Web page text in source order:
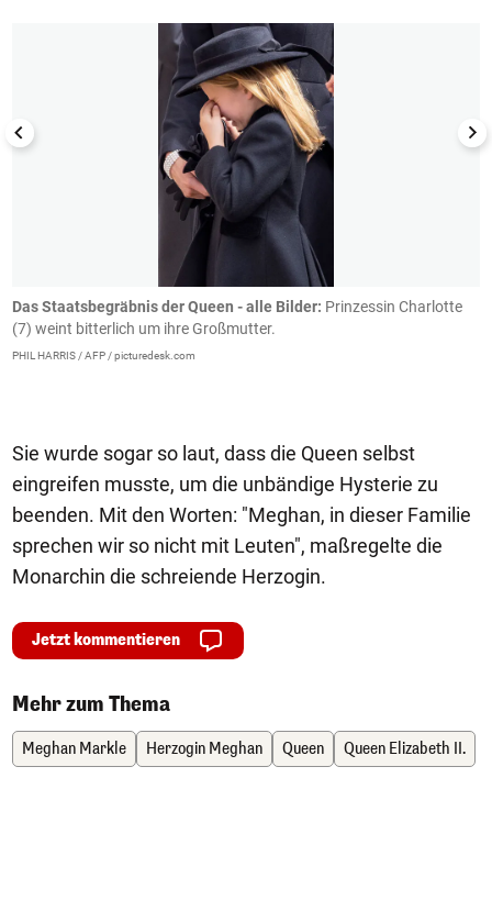
Das Staatsbegräbnis der Queen - alle Bilder: Prinzessin Charlotte
(7) weint bitterlich um ihre Großmutter.
PHIL HARRIS / AFP / picturedesk.com
Sie wurde sogar so laut, dass die Queen selbst
eingreifen musste, um die unbändige Hysterie zu
beenden. Mit den Worten: "Meghan, in dieser Familie
sprechen wir so nicht mit Leuten", maßregelte die
Monarchin die schreiende Herzogin.
Jetzt kommentieren
Mehr zum Thema
Meghan Markle Herzogin Meghan Queen Queen Elizabeth II.